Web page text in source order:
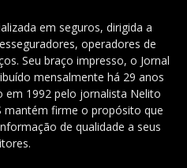
em seguros, dirigida a
operadores de
Seu braço impresso, o Jornal
mensalmente há 29 anos
em 1992 pelo jornalista Nelito
mantém firme o propósito que
de qualidade a seus